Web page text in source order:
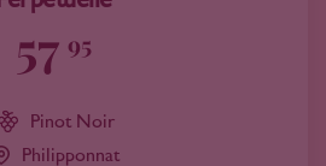
57 95
Pinot Noir
Philipponnat